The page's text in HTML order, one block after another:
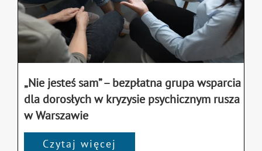
„Nie jesteś sam” – bezpłatna grupa wsparcia
dla dorosłych w kryzysie psychicznym rusza
w Warszawie
Czytaj więcej